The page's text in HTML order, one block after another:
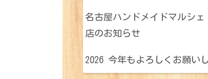
名古屋ハンドメイドマルシ
店のお知らせ
2026 今年もよろしくお願いし